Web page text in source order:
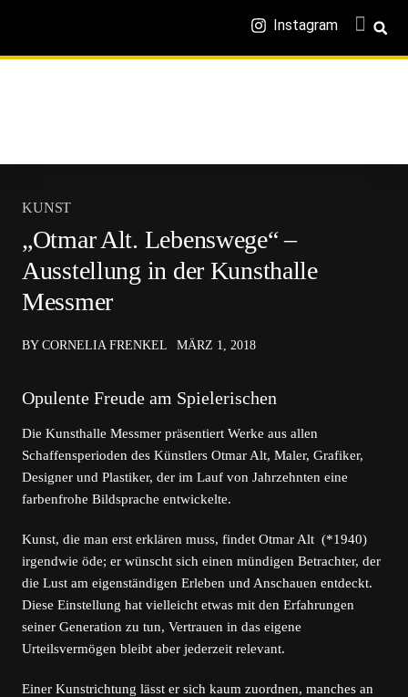
Instagram
KUNST
„Otmar Alt. Lebenswege“ –
Ausstellung in der Kunsthalle
Messmer
BY CORNELIA FRENKEL MÄRZ 1, 2018
Opulente Freude am Spielerischen
Die Kunsthalle Messmer präsentiert Werke aus allen
Schaffensperioden des Künstlers Otmar Alt, Maler, Grafiker,
Designer und Plastiker, der im Lauf von Jahrzehnten eine
farbenfrohe Bildsprache entwickelte.
Kunst, die man erst erklären muss, findet Otmar Alt (*1940)
irgendwie öde; er wünscht sich einen mündigen Betrachter, der
die Lust am eigenständigen Erleben und Anschauen entdeckt.
Diese Einstellung hat vielleicht etwas mit den Erfahrungen
seiner Generation zu tun, Vertrauen in das eigene
Urteilsvermögen bleibt aber jederzeit relevant.
Einer Kunstrichtung lässt er sich kaum zuordnen, manches an